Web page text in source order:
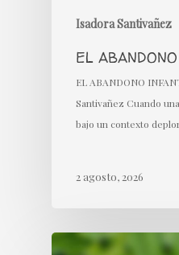
Isadora Santivañez
EL
EL ABANDONO
Santivañez Cuando
bajo un contexto
2 agosto, 2026